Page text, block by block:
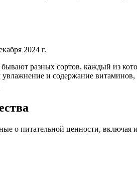
2024 г.
разных сортов, каждый из
увлажнение и содержание
о питательной ценности,